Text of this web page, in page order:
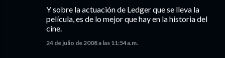
Y sobre la actuación de Ledger que se lleva la
película, es de lo mejor que hay en la historia del
cine.
24 de julio de 2008 a las 11:54 a.m.